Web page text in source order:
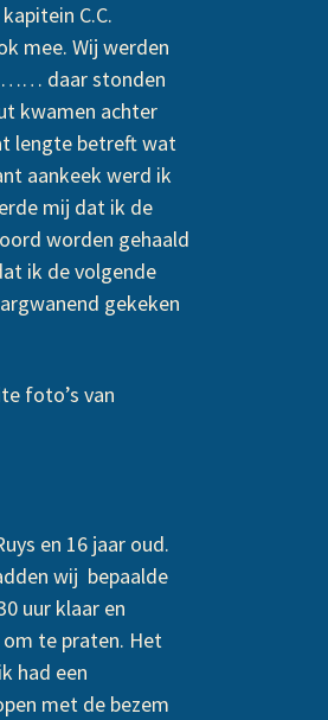
C.C.
mee. Wij werden
…… daar stonden
kwamen achter
lengte betreft wat
aankeek werd ik
mij dat ik de
worden gehaald
ik de volgende
gekeken
foto’s van
en 16 jaar oud.
wij bepaalde
uur klaar en
te praten. Het
had een
met de bezem